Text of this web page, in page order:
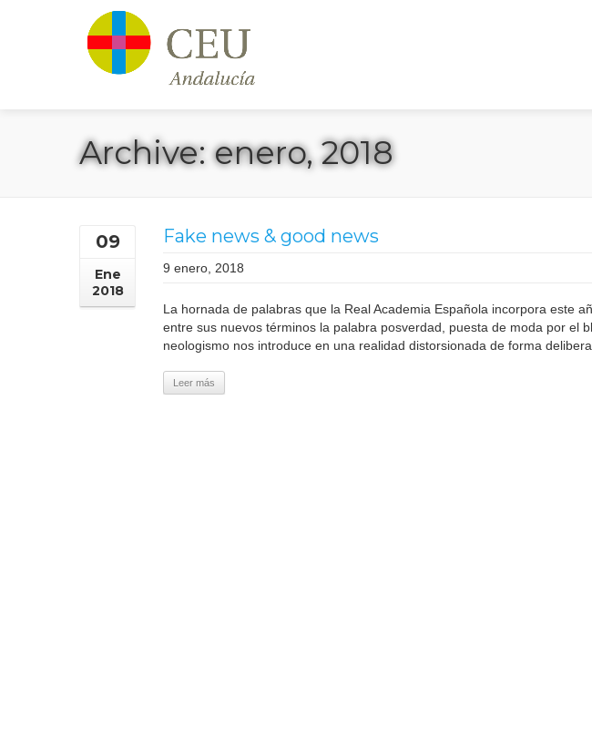
Archive: enero, 2018
09
Ene
2018
Fake news & good news
9 enero, 2018
La hornada de palabras que la Real Academia Española incorpora este
entre sus nuevos términos la palabra posverdad, puesta de moda por el
neologismo nos introduce en una realidad distorsionada de forma
Leer más